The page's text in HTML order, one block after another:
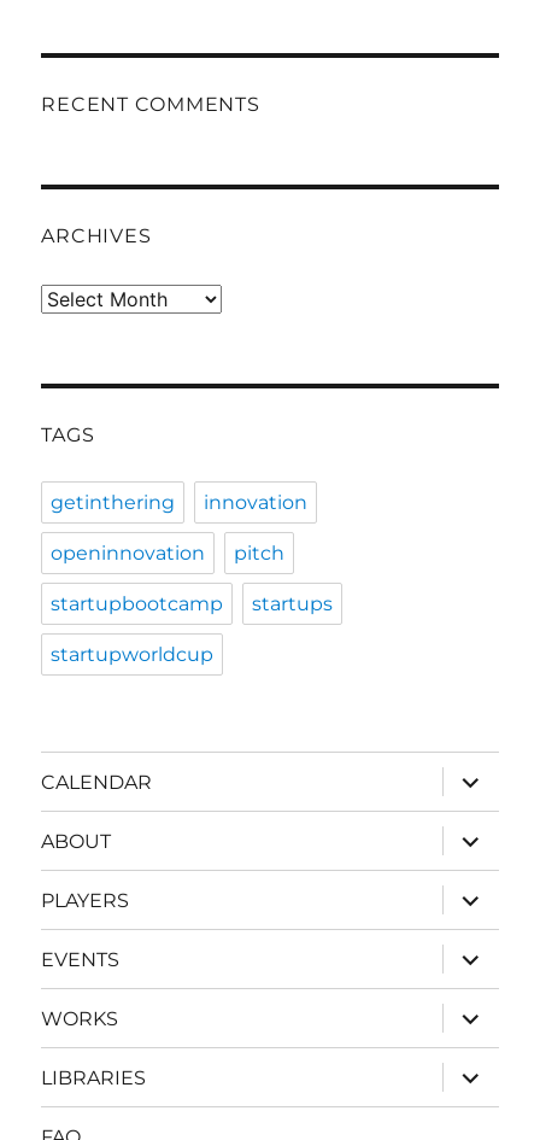
RECENT COMMENTS
ARCHIVES
Archives
TAGS
getinthering innovation
openinnovation pitch
startupbootcamp startups
startupworldcup
CALENDAR
expand
child
menu
ABOUT
expand
child
menu
PLAYERS
expand
child
menu
EVENTS
expand
child
menu
WORKS
expand
child
menu
LIBRARIES
expand
child
menu